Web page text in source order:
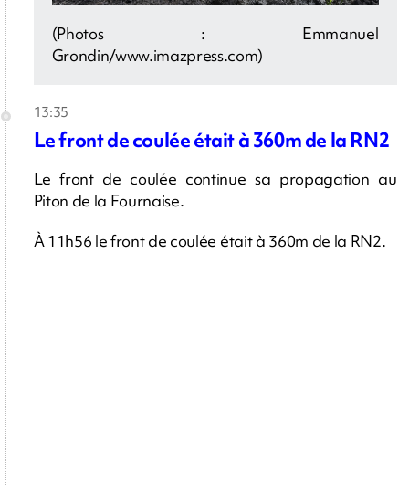
(Photos : Emmanuel
Grondin/www.imazpress.com)
13:35
Le front de coulée était à 360m de la RN2
Le front de coulée continue sa propagation au
Piton de la Fournaise.
À 11h56 le front de coulée était à 360m de la RN2.